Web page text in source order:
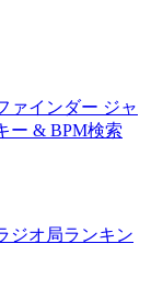
ァインダー ジャ
ー & BPM検索
ジオ局ランキン